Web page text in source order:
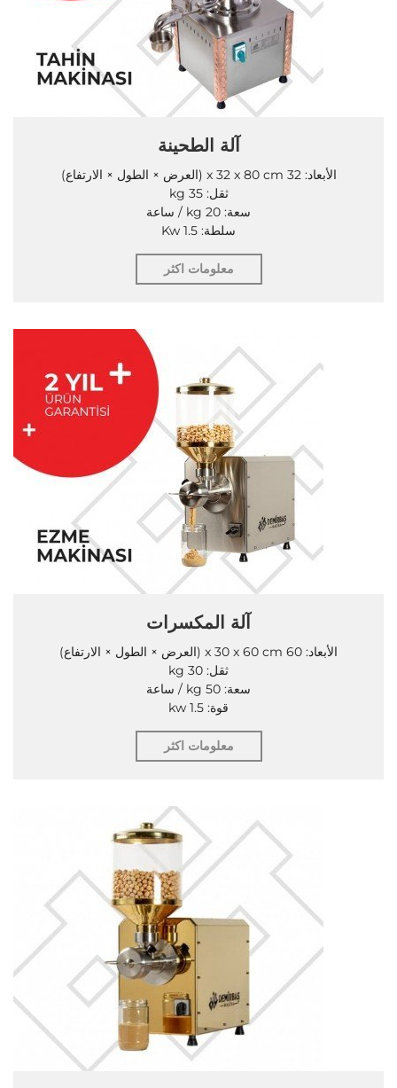
آلة الطحينة
الأبعاد: 32 x 32 x 80 cm (العرض × الطول × الارتفاع)
ثقل: 35 kg
سعة: 20 kg / ساعة
سلطة: 1.5 Kw
معلومات اكثر
آلة المكسرات
الأبعاد: 60 x 30 x 60 cm (العرض × الطول × الارتفاع)
ثقل: 30 kg
سعة: 50 kg / ساعة
قوة: 1.5 kw
معلومات اكثر